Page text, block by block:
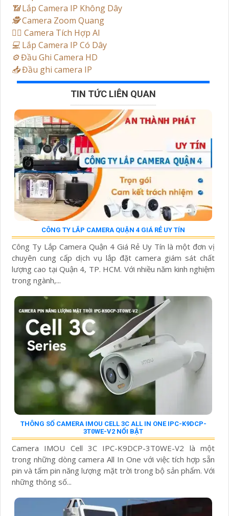
📶Lắp Camera IP Không Dây
🕵️Camera Zoom Quang
🧛‍♀️ Camera Tích Hợp AI
💻 Lắp Camera IP Có Dây
⚙️Đầu Ghi Camera HD
📥Đầu ghi camera IP
TIN TỨC LIÊN QUAN
CÔNG TY LẮP CAMERA QUẬN 4 GIÁ RẺ UY TÍN
Công Ty Lắp Camera Quận 4 Giá Rẻ Uy Tín là một đơn vị
chuyên cung cấp dịch vụ lắp đặt camera giám sát chất
lượng cao tại Quận 4, TP. HCM. Với nhiều năm kinh nghiệm
trong ngành,...
THÔNG SỐ CAMERA IMOU CELL 3C ALL IN ONE IPC-K9DCP-
3T0WE-V2 NỔI BẬT
Camera IMOU Cell 3C IPC-K9DCP-3T0WE-V2 là một
trong những dòng camera All In One với việc tích hợp sẵn
pin và tấm pin năng lượng mặt trời trong bộ sản phẩm. Với
những thông số...